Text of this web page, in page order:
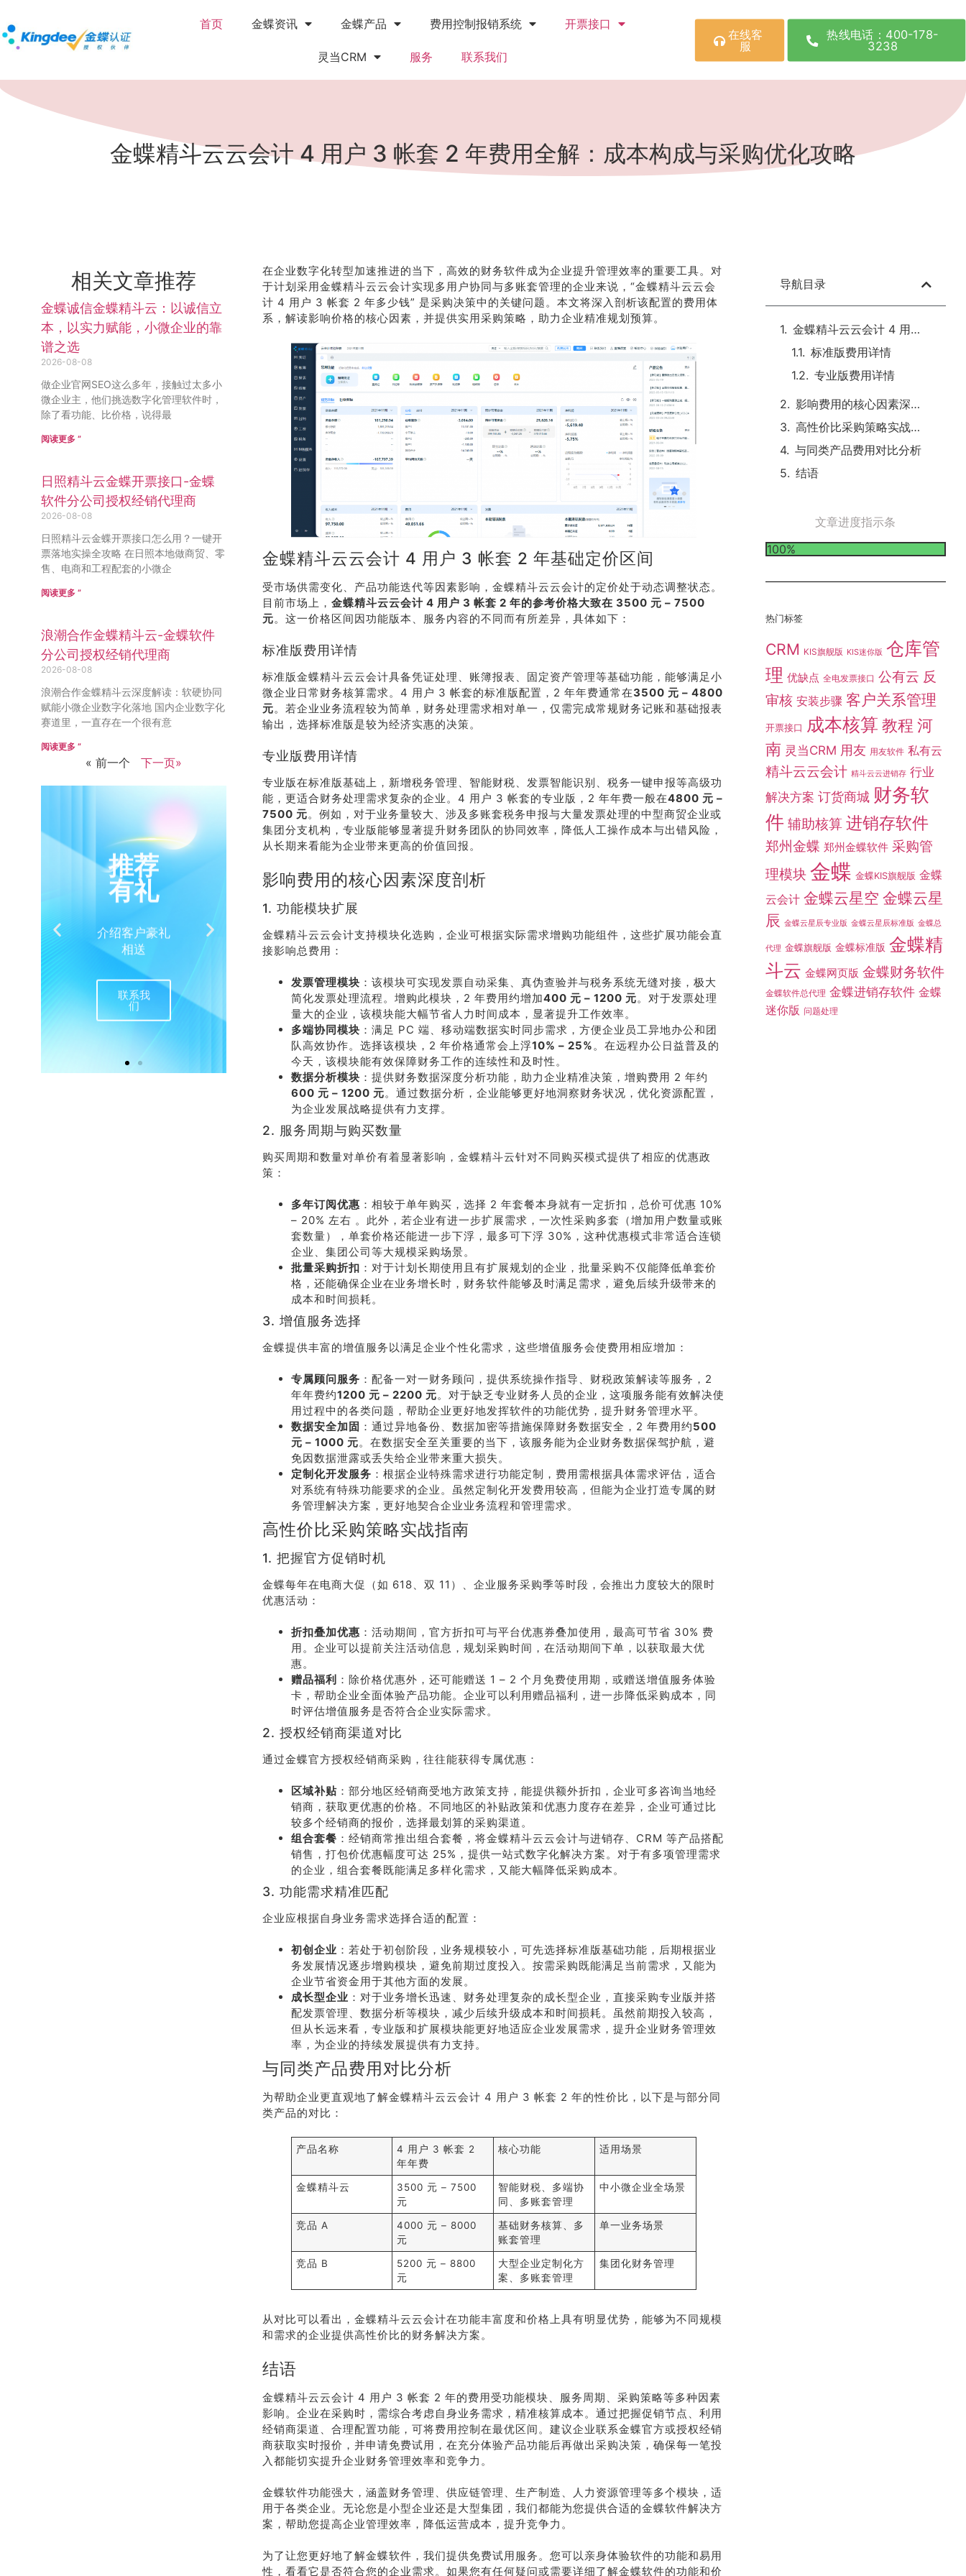
首页 金蝶资讯 金蝶产品 费用控制报销系统 开票接口
灵当CRM 服务 联系我们
在线客
服
热线电话：400-178-
3238
金蝶精斗云云会计 4 用户 3 帐套 2 年费用全解：成本构成与采购优化攻略
相关文章推荐
金蝶诚信金蝶精斗云：以诚信立
本，以实力赋能，小微企业的靠
谱之选
2026-08-08
做企业官网SEO这么多年，接触过太多小
微企业主，他们挑选数字化管理软件时，
除了看功能、比价格，说得最
阅读更多 ”
日照精斗云金蝶开票接口-金蝶
软件分公司授权经销代理商
2026-08-08
日照精斗云金蝶开票接口怎么用？一键开
票落地实操全攻略 在日照本地做商贸、零
售、电商和工程配套的小微企
阅读更多 ”
浪潮合作金蝶精斗云-金蝶软件
分公司授权经销代理商
2026-08-08
浪潮合作金蝶精斗云深度解读：软硬协同
赋能小微企业数字化落地 国内企业数字化
赛道里，一直存在一个很有意
阅读更多 ”
« 前一个 下一页»
推荐
有礼
介绍客户豪礼
相送
联系我
们
销售
热线
3238
在线沟
通
在企业数字化转型加速推进的当下，高效的财务软件成为企业提升管理效率的重要工具。对
于计划采用金蝶精斗云云会计实现多用户协同与多账套管理的企业来说，“金蝶精斗云云会
计 4 用户 3 帐套 2 年多少钱” 是采购决策中的关键问题。本文将深入剖析该配置的费用体
系，解读影响价格的核心因素，并提供实用采购策略，助力企业精准规划预算。
金蝶精斗云云会计 4 用户 3 帐套 2 年基础定价区间
受市场供需变化、产品功能迭代等因素影响，金蝶精斗云云会计的定价处于动态调整状态。
目前市场上， 金蝶精斗云云会计 4 用户 3 帐套 2 年的参考价格大致在 3500 元 – 7500
元。这一价格区间因功能版本、服务内容的不同而有所差异，具体如下：
标准版费用详情
标准版金蝶精斗云云会计具备凭证处理、账簿报表、固定资产管理等基础功能，能够满足小
微企业日常财务核算需求。4 用户 3 帐套的标准版配置，2 年年费通常在3500 元 – 4800
元。若企业业务流程较为简单，财务处理需求相对单一，仅需完成常规财务记账和基础报表
输出，选择标准版是较为经济实惠的决策。
专业版费用详情
专业版在标准版基础上，新增税务管理、智能财税、发票智能识别、税务一键申报等高级功
能，更适合财务处理需求复杂的企业。4 用户 3 帐套的专业版，2 年年费一般在4800 元 –
7500 元。例如，对于业务量较大、涉及多账套税务申报与大量发票处理的中型商贸企业或
集团分支机构，专业版能够显著提升财务团队的协同效率，降低人工操作成本与出错风险，
从长期来看能为企业带来更高的价值回报。
影响费用的核心因素深度剖析
1. 功能模块扩展
金蝶精斗云云会计支持模块化选购，企业可根据实际需求增购功能组件，这些扩展功能会直
接影响总费用：
发票管理模块 ：该模块可实现发票自动采集、真伪查验并与税务系统无缝对接，极大
简化发票处理流程。增购此模块，2 年费用约增加400 元 – 1200 元。对于发票处理
量大的企业，该模块能大幅节省人力时间成本，显著提升工作效率。
多端协同模块 ：满足 PC 端、移动端数据实时同步需求，方便企业员工异地办公和团
队高效协作。选择该模块，2 年价格通常会上浮10% – 25% 。在远程办公日益普及的
今天，该模块能有效保障财务工作的连续性和及时性。
数据分析模块 ：提供财务数据深度分析功能，助力企业精准决策，增购费用 2 年约
600 元 – 1200 元。通过数据分析，企业能够更好地洞察财务状况，优化资源配置，
为企业发展战略提供有力支撑。
2. 服务周期与购买数量
购买周期和数量对单价有着显著影响，金蝶精斗云针对不同购买模式提供了相应的优惠政
策：
多年订阅优惠 ：相较于单年购买，选择 2 年套餐本身就有一定折扣，总价可优惠 10%
– 20% 左右 。此外，若企业有进一步扩展需求，一次性采购多套（增加用户数量或账
套数量），单套价格还能进一步下浮，最多可下浮 30%，这种优惠模式非常适合连锁
企业、集团公司等大规模采购场景。
批量采购折扣 ：对于计划长期使用且有扩展规划的企业，批量采购不仅能降低单套价
格，还能确保企业在业务增长时，财务软件能够及时满足需求，避免后续升级带来的
成本和时间损耗。
3. 增值服务选择
金蝶提供丰富的增值服务以满足企业个性化需求，这些增值服务会使费用相应增加：
专属顾问服务 ：配备一对一财务顾问，提供系统操作指导、财税政策解读等服务，2
年年费约1200 元 – 2200 元。对于缺乏专业财务人员的企业，这项服务能有效解决使
用过程中的各类问题，帮助企业更好地发挥软件的功能优势，提升财务管理水平。
数据安全加固 ：通过异地备份、数据加密等措施保障财务数据安全，2 年费用约500
元 – 1000 元。在数据安全至关重要的当下，该服务能为企业财务数据保驾护航，避
免因数据泄露或丢失给企业带来重大损失。
定制化开发服务 ：根据企业特殊需求进行功能定制，费用需根据具体需求评估，适合
对系统有特殊功能要求的企业。虽然定制化开发费用较高，但能为企业打造专属的财
务管理解决方案，更好地契合企业业务流程和管理需求。
高性价比采购策略实战指南
1. 把握官方促销时机
金蝶每年在电商大促（如 618、双 11）、企业服务采购季等时段，会推出力度较大的限时
优惠活动：
折扣叠加优惠 ：活动期间，官方折扣可与平台优惠券叠加使用，最高可节省 30% 费
用。企业可以提前关注活动信息，规划采购时间，在活动期间下单，以获取最大优
惠。
赠品福利 ：除价格优惠外，还可能赠送 1 – 2 个月免费使用期，或赠送增值服务体验
卡，帮助企业全面体验产品功能。企业可以利用赠品福利，进一步降低采购成本，同
时评估增值服务是否符合企业实际需求。
2. 授权经销商渠道对比
通过金蝶官方授权经销商采购，往往能获得专属优惠：
区域补贴：部分地区经销商受地方政策支持，能提供额外折扣，企业可多咨询当地经
销商，获取更优惠的价格。不同地区的补贴政策和优惠力度存在差异，企业可通过比
较多个经销商的报价，选择最划算的采购渠道。
组合套餐 ：经销商常推出组合套餐，将金蝶精斗云云会计与进销存、CRM 等产品搭配
销售，打包价优惠幅度可达 25%，提供一站式数字化解决方案。对于有多项管理需求
的企业，组合套餐既能满足多样化需求，又能大幅降低采购成本。
3. 功能需求精准匹配
企业应根据自身业务需求选择合适的配置：
初创企业 ：若处于初创阶段，业务规模较小，可先选择标准版基础功能，后期根据业
务发展情况逐步增购模块，避免前期过度投入。按需采购既能满足当前需求，又能为
企业节省资金用于其他方面的发展。
成长型企业 ：对于业务增长迅速、财务处理复杂的成长型企业，直接采购专业版并搭
配发票管理、数据分析等模块，减少后续升级成本和时间损耗。虽然前期投入较高，
但从长远来看，专业版和扩展模块能更好地适应企业发展需求，提升企业财务管理效
率，为企业的持续发展提供有力支持。
与同类产品费用对比分析
为帮助企业更直观地了解金蝶精斗云云会计 4 用户 3 帐套 2 年的性价比，以下是与部分同
类产品的对比：
产品名称
4 用户 3 帐套 2
年年费
核心功能 适用场景
金蝶精斗云
3500 元 – 7500
元
智能财税、多端协
同、多账套管理
中小微企业全场景
竞品 A
4000 元 – 8000
元
基础财务核算、多
账套管理
单一业务场景
竞品 B
5200 元 – 8800
元
大型企业定制化方
案、多账套管理
集团化财务管理
从对比可以看出，金蝶精斗云云会计在功能丰富度和价格上具有明显优势，能够为不同规模
和需求的企业提供高性价比的财务解决方案。
结语
金蝶精斗云云会计 4 用户 3 帐套 2 年的费用受功能模块、服务周期、采购策略等多种因素
影响。企业在采购时，需综合考虑自身业务需求，精准核算成本。通过把握促销节点、利用
经销商渠道、合理配置功能，可将费用控制在最优区间。建议企业联系金蝶官方或授权经销
商获取实时报价，并申请免费试用，在充分体验产品功能后再做出采购决策，确保每一笔投
入都能切实提升企业财务管理效率和竞争力。
金蝶软件功能强大，涵盖财务管理、供应链管理、生产制造、人力资源管理等多个模块，适
用于各类企业。无论您是小型企业还是大型集团，我们都能为您提供合适的金蝶软件解决方
案，帮助您提高企业管理效率，降低运营成本，提升竞争力。
为了让您更好地了解金蝶软件，我们提供免费试用服务。您可以亲身体验软件的功能和易用
性，看看它是否符合您的企业需求。如果您有任何疑问或需要详细了解金蝶软件的功能和价
导航目录
金蝶精斗云云会计 4 用户 3 帐套 2 年基础定价区间
标准版费用详情
专业版费用详情
影响费用的核心因素深度剖析
高性价比采购策略实战指南
与同类产品费用对比分析
结语
文章进度指示条
100%
热门标签
CRM KIS旗舰版 KIS迷你版 仓库管
理 优缺点 全电发票接口 公有云 反
审核 安装步骤 客户关系管理
开票接口 成本核算 教程 河
南 灵当CRM 用友 用友软件 私有云
精斗云云会计 精斗云云进销存 行业
解决方案 订货商城 财务软
件 辅助核算 进销存软件
郑州金蝶 郑州金蝶软件 采购管
理模块 金蝶 金蝶KIS旗舰版 金蝶
云会计 金蝶云星空 金蝶云星
辰 金蝶云星辰专业版 金蝶云星辰标准版 金蝶总
代理 金蝶旗舰版 金蝶标准版 金蝶精
斗云 金蝶网页版 金蝶财务软件
金蝶软件总代理 金蝶进销存软件 金蝶
迷你版 问题处理